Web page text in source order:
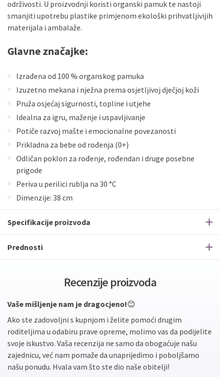
održivosti. U proizvodnji koristi organski pamuk te nastoji
smanjiti upotrebu plastike primjenom ekološki prihvatljivijih
materijala i ambalaže.
Glavne značajke:
Izrađena od 100 % organskog pamuka
Izuzetno mekana i nježna prema osjetljivoj dječjoj koži
Pruža osjećaj sigurnosti, topline i utjehe
Idealna za igru, maženje i uspavljivanje
Potiče razvoj mašte i emocionalne povezanosti
Prikladna za bebe od rođenja (0+)
Odličan poklon za rođenje, rođendan i druge posebne
prigode
Periva u perilici rublja na 30 °C
Dimenzije: 38 cm
Specifikacije proizvoda
Prednosti
Recenzije proizvoda
Vaše mišljenje nam je dragocjeno!😊
Ako ste zadovoljni s kupnjom i želite pomoći drugim
roditeljima u odabiru prave opreme, molimo vas da podijelite
svoje iskustvo. Vaša recenzija ne samo da obogaćuje našu
zajednicu, već nam pomaže da unaprijedimo i poboljšamo
našu ponudu. Hvala vam što ste dio naše obitelji!